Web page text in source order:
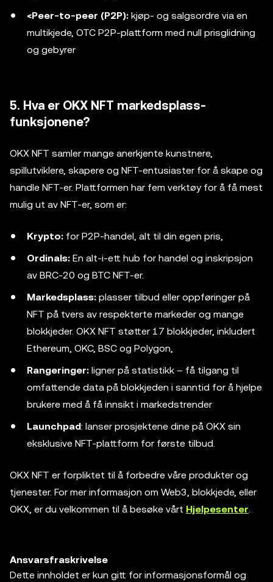
<Peer-to-peer (P2P): kjøp- og salgsordre via en
multikjede, OTC P2P-plattform med null prisglidning
og gebyrer
5. Hva er OKX NFT markedsplass-
funksjonene?
OKX NFT samler mange anerkjente kunstnere,
spillutviklere, skapere og NFT-entusiaster for å skape og
handle NFT-er. Plattformen har fem verktøy for å få mest
mulig ut av NFT-er, som er:
Krypto: for P2P-handel, alt til din egen pris,
Ordinals: En alt-i-ett hub for handel og inskripsjon
av BRC-20 og BTC NFT-er.
Markedsplass: plasser tilbud eller oppføringer på
NFT på tvers av respekterte markeder og mange
blokkjeder. OKX NFT støtter 17 blokkjeder, inkludert
Ethereum, OKC, BSC og Polygon,
Rangeringer: ligner på statistikk – få tilgang til
omfattende data på blokkjeden i sanntid for å hjelpe
brukere med å få innsikt i markedstrender
Launchpad: lanser prosjektene dine på OKX sin
eksklusive NFT-plattform for første tilbud.
OKX NFT er forpliktet til å forbedre våre produkter og
tjenester. For mer informasjon om Web3, blokkjede, eller
OKX, er du velkommen til å besøke vårt Hjelpesenter.
Ansvarsfraskrivelse
Dette innholdet er kun gitt for informasjonsformål og